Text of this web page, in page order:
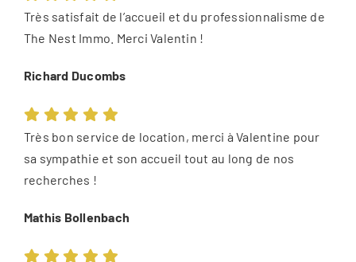
Très satisfait de l’accueil et du professionnalisme de
The Nest Immo. Merci Valentin !
Richard Ducombs
Très bon service de location, merci à Valentine pour
sa sympathie et son accueil tout au long de nos
recherches !
Mathis Bollenbach